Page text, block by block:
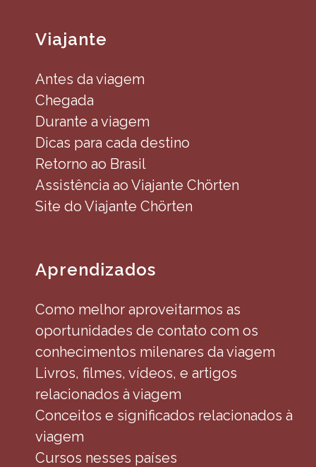
Viajante
Antes da viagem
Chegada
Durante a viagem
Dicas para cada destino
Retorno ao Brasil
Assistência ao Viajante Chörten
Site do Viajante Chörten
Aprendizados
Como melhor aproveitarmos as
oportunidades de contato com os
conhecimentos milenares da viagem
Livros, filmes, vídeos, e artigos
relacionados à viagem
Conceitos e significados relacionados à
viagem
Cursos nesses países